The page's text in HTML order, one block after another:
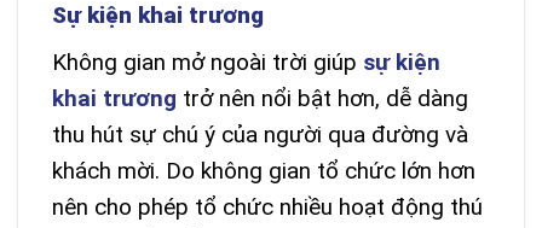
Sự kiện khai trương
Không gian mở ngoài trời giúp sự kiện
khai trương trở nên nổi bật hơn, dễ dàng
thu hút sự chú ý của người qua đường và
khách mời. Do không gian tổ chức lớn hơn
nên cho phép tổ chức nhiều hoạt động thú